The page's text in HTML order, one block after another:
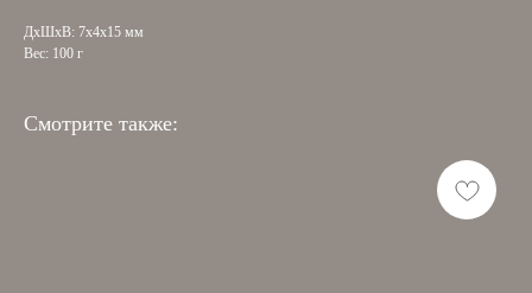
ДxШxВ: 7x4x15 мм
Вес: 100 г
Смотрите также: